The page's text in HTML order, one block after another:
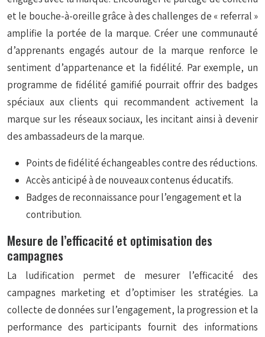
et le bouche-à-oreille grâce à des challenges de « referral »
amplifie la portée de la marque. Créer une communauté
d’apprenants engagés autour de la marque renforce le
sentiment d’appartenance et la fidélité. Par exemple, un
programme de fidélité gamifié pourrait offrir des badges
spéciaux aux clients qui recommandent activement la
marque sur les réseaux sociaux, les incitant ainsi à devenir
des ambassadeurs de la marque.
Points de fidélité échangeables contre des réductions.
Accès anticipé à de nouveaux contenus éducatifs.
Badges de reconnaissance pour l’engagement et la
contribution.
Mesure de l’efficacité et optimisation des
campagnes
La ludification permet de mesurer l’efficacité des
campagnes marketing et d’optimiser les stratégies. La
collecte de données sur l’engagement, la progression et la
performance des participants fournit des informations